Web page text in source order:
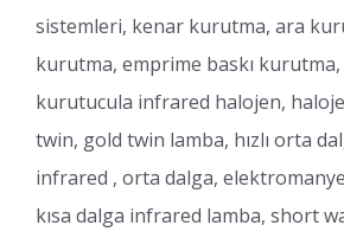
sistemleri, kenar kurutma, ara
kurutma, emprime baskı
kurutucula infrared halojen,
twin, gold twin lamba, hızlı orta
infrared , orta dalga,
kısa dalga infrared lamba, short